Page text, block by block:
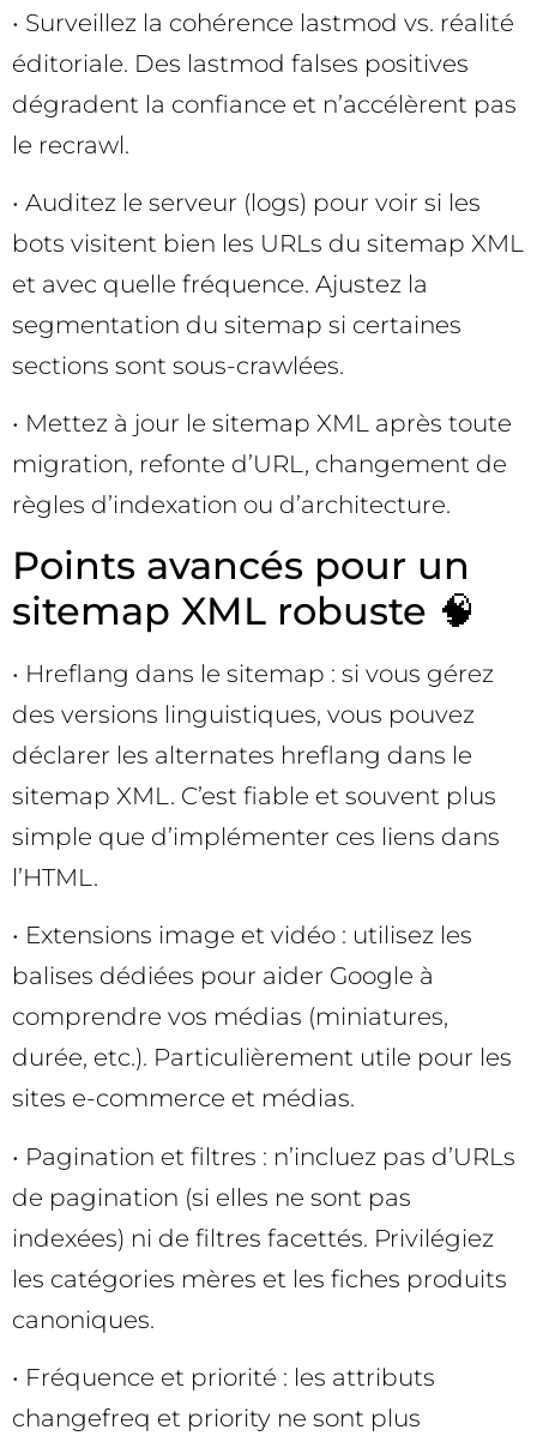
• Surveillez la cohérence lastmod vs. réalité
éditoriale. Des lastmod falses positives
dégradent la confiance et n’accélèrent pas
le recrawl.
• Auditez le serveur (logs) pour voir si les
bots visitent bien les URLs du sitemap XML
et avec quelle fréquence. Ajustez la
segmentation du sitemap si certaines
sections sont sous-crawlées.
• Mettez à jour le sitemap XML après toute
migration, refonte d’URL, changement de
règles d’indexation ou d’architecture.
Points avancés pour un
sitemap XML robuste 🧠
• Hreflang dans le sitemap : si vous gérez
des versions linguistiques, vous pouvez
déclarer les alternates hreflang dans le
sitemap XML. C’est fiable et souvent plus
simple que d’implémenter ces liens dans
l’HTML.
• Extensions image et vidéo : utilisez les
balises dédiées pour aider Google à
comprendre vos médias (miniatures,
durée, etc.). Particulièrement utile pour les
sites e-commerce et médias.
• Pagination et filtres : n’incluez pas d’URLs
de pagination (si elles ne sont pas
indexées) ni de filtres facettés. Privilégiez
les catégories mères et les fiches produits
canoniques.
• Fréquence et priorité : les attributs
changefreq et priority ne sont plus